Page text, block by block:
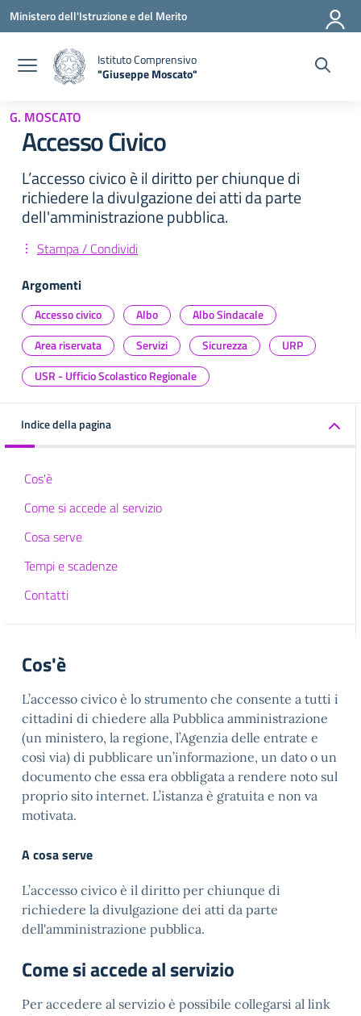
Vai ai contenuti
Vai al menu di navigazione
Vai al footer
Ministero dell'Istruzione e del Merito
Istituto Comprensivo
"Giuseppe Moscato"
G. MOSCATO
Accesso Civico
L’accesso civico è il diritto per chiunque di
richiedere la divulgazione dei atti da parte
dell'amministrazione pubblica.
Stampa / Condividi
Argomenti
Accesso civico Albo
Albo Sindacale
Area riservata
Servizi Sicurezza
URP
USR - Ufficio Scolastico Regionale
Indice della pagina
Cos'è
Come si accede al servizio
Cosa serve
Tempi e scadenze
Contatti
Cos'è
L’accesso civico è lo strumento che consente a tutti i
cittadini di chiedere alla Pubblica amministrazione
(un ministero, la regione, l’Agenzia delle entrate e
così via) di pubblicare un’informazione, un dato o un
documento che essa era obbligata a rendere noto sul
proprio sito internet. L’istanza è gratuita e non va
motivata.
A cosa serve
L’accesso civico è il diritto per chiunque di
richiedere la divulgazione dei atti da parte
dell'amministrazione pubblica.
Come si accede al servizio
Per accedere al servizio è possibile collegarsi al link